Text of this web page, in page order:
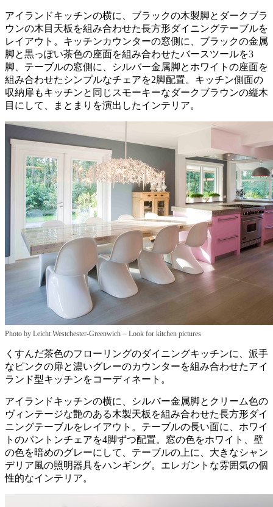
アイランドキッチンの横に、ブラックの木製脚とダークブラ
ウンの木目天板を組み合わせた長方形ダイニングテーブルを
レイアウト。キッチンカウンターの窓側に、ブラックの金属
脚と黒っぽい茶色の座面を組み合わせたバースツールを3
脚、テーブルの窓側に、シルバー金属脚とホワイトの座面を
組み合わせたシンプルなチェアを2脚配置。キッチン側面の
収納扉もキッチンと同じスモーキーなダークブラウンの縦木
目にして、まとまりを演出したインテリア。
Photo by Leicht Westchester-Greenwich – Look for kitchen pictures
くすんだ茶色のフローリングのダイニングキッチンに、派手
なピンクの扉と濃いグレーのカウンターを組み合わせたアイ
ランド型キッチンをコーディネート。
アイランドキッチンの横に、シルバー金属脚とクリーム色の
ヴィンテージな艶のある木製天板を組み合わせた長方形ダイ
ニングテーブルをレイアウト。テーブルの長い面に、ホワイ
トのパントンチェアを4脚ずつ配置。窓の色をホワイト、壁
の色を暗めのグレーにして、テーブルの上に、大きなシャン
デリア風の照明器具をハンギング。エレガントな雰囲気の個
性的なインテリア。